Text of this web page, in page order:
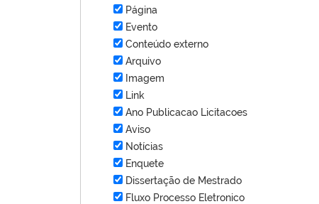
Página
Evento
Conteúdo externo
Arquivo
Imagem
Link
Ano Publicacao Licitacoes
Aviso
Notícias
Enquete
Dissertação de Mestrado
Fluxo Processo Eletronico